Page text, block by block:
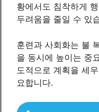
황에서도 침착하게
두려움을 줄일 수 있
훈련과 사회화는 불
을 동시에 높이는 중
도적으로 계획을 세
요합니다.